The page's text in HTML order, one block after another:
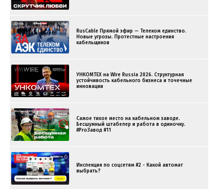
RusCable Прямой эфир — Телеком единство.
Новые угрозы. Протестные настроения
кабельщиков
УНКОМТЕХ на Wire Russia 2026. Структурная
устойчивость кабельного бизнеса и точечные
инновации
Самое тихое место на кабельном заводе.
Бесшумный штабелер и работа в одиночку.
#ProЗавод #11
Инспекция по соцсетям #2 - Какой автомат
выбрать?